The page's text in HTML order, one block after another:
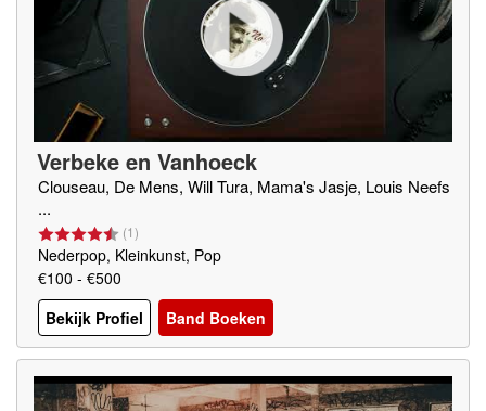
Verbeke en Vanhoeck
Clouseau, De Mens, Will Tura, Mama's Jasje, Louis Neefs
...
(1)
Nederpop, Kleinkunst, Pop
€100 - €500
Bekijk Profiel
Band Boeken